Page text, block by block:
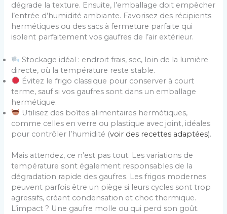
dégrade la texture. Ensuite, l’emballage doit empêcher
l’entrée d’humidité ambiante. Favorisez des récipients
hermétiques ou des sacs à fermeture parfaite qui
isolent parfaitement vos gaufres de l’air extérieur.
Stockage idéal : endroit frais, sec, loin de la lumière
directe, où la température reste stable.
Évitez le frigo classique pour conserver à court
terme, sauf si vos gaufres sont dans un emballage
hermétique.
Utilisez des boîtes alimentaires hermétiques,
comme celles en verre ou plastique avec joint, idéales
pour contrôler l’humidité (voir des recettes adaptées).
Mais attendez, ce n’est pas tout. Les variations de
température sont également responsables de la
dégradation rapide des gaufres. Les frigos modernes
peuvent parfois être un piège si leurs cycles sont trop
agressifs, créant condensation et choc thermique.
L’impact ? Une gaufre molle ou qui perd son goût.